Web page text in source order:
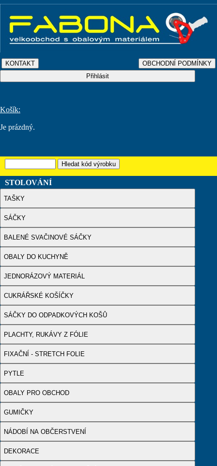
Košík:
Je prázdný.
STOLOVÁNÍ
TAŠKY
SÁČKY
BALENÉ SVAČINOVÉ SÁČKY
OBALY DO KUCHYNĚ
JEDNORÁZOVÝ MATERIÁL
CUKRÁŘSKÉ KOŠÍČKY
SÁČKY DO ODPADKOVÝCH KOŠŮ
PLACHTY, RUKÁVY Z FÓLIE
FIXAČNÍ - STRETCH FOLIE
PYTLE
OBALY PRO OBCHOD
GUMIČKY
NÁDOBÍ NA OBČERSTVENÍ
DEKORACE